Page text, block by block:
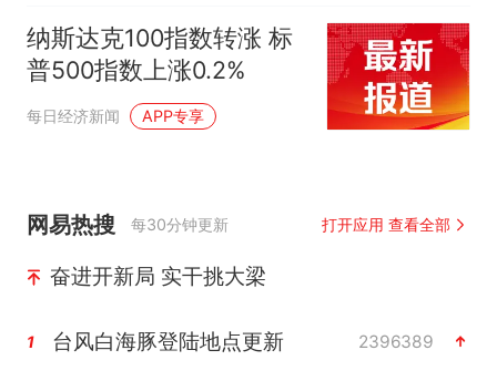
改签但没兑现
纳斯达克100指数转涨 标
普500指数上涨0.2%
每日经济新闻 APP专享
网易热搜 每30分钟更新 打开应用 查看全部
奋进开新局 实干挑大梁
1 台风白海豚登陆地点更新 2396389